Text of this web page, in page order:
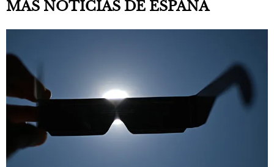
MÁS NOTICIAS DE ESPAÑA